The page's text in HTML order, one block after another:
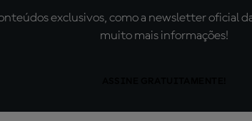
exclusivos, como a newsletter oficial
muito mais informações!